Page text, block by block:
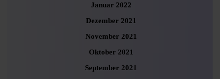
Januar 2022
Dezember 2021
November 2021
Oktober 2021
September 2021